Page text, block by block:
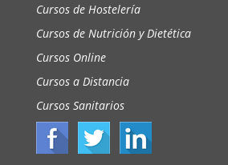
Cursos de Hostelería
Cursos de Nutrición y Dietética
Cursos Online
Cursos a Distancia
Cursos Sanitarios